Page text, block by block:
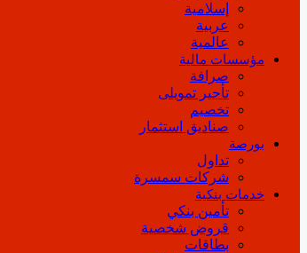
إسلامية
عربية
عالمية
مؤسسات مالية
صرافة
تأجير تمويلى
تخصيم
صناديق استثمار
بورصة
تداول
شركات سمسرة
خدمات بنكية
تأمين بنكي
قروض شخصية
بطاقات